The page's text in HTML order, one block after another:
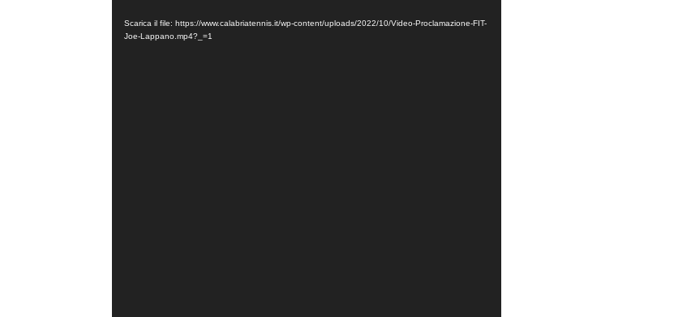
Scarica il file: https://www.calabriatennis.it/wp-content/uploads/2022/10/Video-Proclamazione-FIT-
Joe-Lappano.mp4?_=1